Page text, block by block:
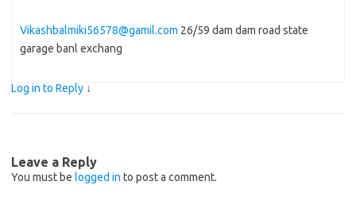
Vikashbalmiki56578@gamil.com 26/59 dam dam road state
garage banl exchang
Log in to Reply ↓
Leave a Reply
You must be logged in to post a comment.